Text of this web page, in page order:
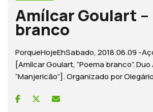
Amílcar Goulart –
branco
PorqueHojeEhSabado, 2018.06.09 -
[Amílcar Goulart, “Poema branco”.
“Manjericão”]. Organizado por